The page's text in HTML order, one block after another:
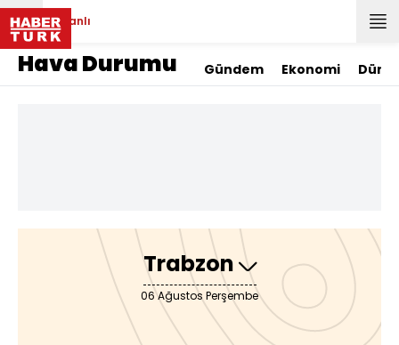
Canlı
Hava Durumu Gündem Ekonomi
Trabzon
06 Ağustos Perşembe